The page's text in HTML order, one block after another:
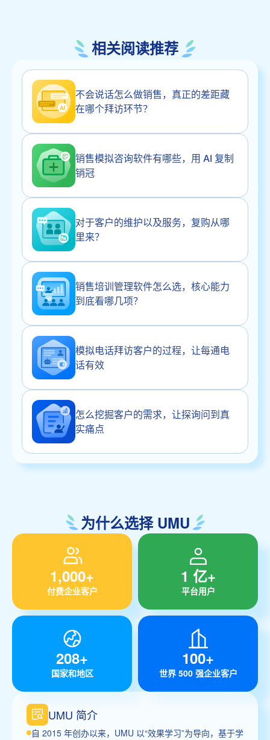
相关阅读推荐
不会说话怎么做销售，真正的差距藏
在哪个拜访环节？
销售模拟咨询软件有哪些，用 AI 复制
销冠
对于客户的维护以及服务，复购从哪
里来？
销售培训管理软件怎么选，核心能力
到底看哪几项？
模拟电话拜访客户的过程，让每通电
话有效
怎么挖掘客户的需求，让探询问到真
实痛点
为什么选择 UMU
1,000+
付费企业客户
1 亿+
平台用户
208+
国家和地区
100+
世界 500 强企业客户
UMU 简介
自 2015 年创办以来，UMU 以“效果学习”为导向，基于学